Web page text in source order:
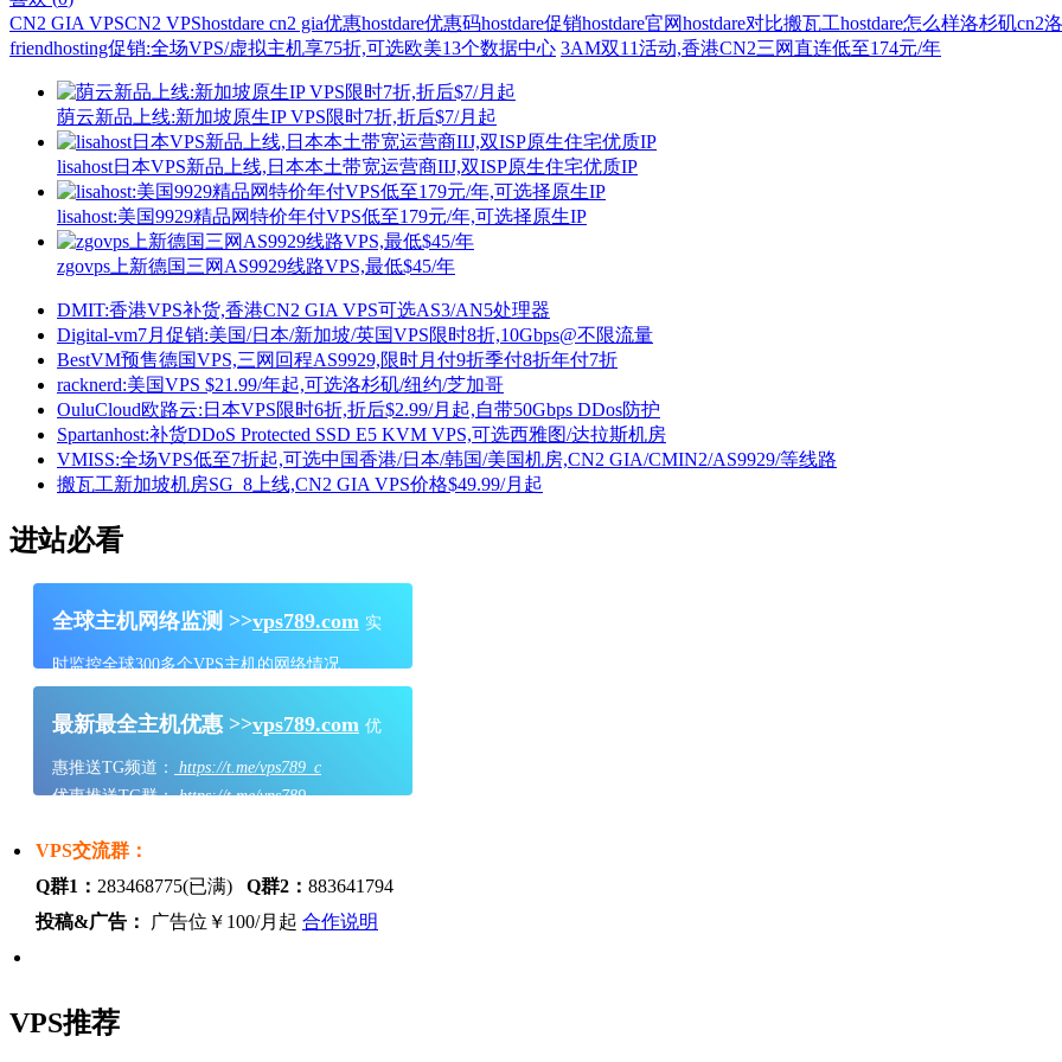
CN2 GIA VPSCN2 VPShostdare cn2 gia优惠hostdare优惠码hostdare促销hostdare官网hostdare对比搬瓦工hostdare怎么样洛杉矶cn2
friendhosting促销:全场VPS/虚拟主机享75折,可选欧美13个数据中心 3AM双11活动,香港CN2三网直连低至174元/年
荫云新品上线:新加坡原生IP VPS限时7折,折后$7/月起
lisahost日本VPS新品上线,日本本土带宽运营商IIJ,双ISP原生住宅优质IP
lisahost:美国9929精品网特价年付VPS低至179元/年,可选择原生IP
zgovps上新德国三网AS9929线路VPS,最低$45/年
DMIT:香港VPS补货,香港CN2 GIA VPS可选AS3/AN5处理器
Digital-vm7月促销:美国/日本/新加坡/英国VPS限时8折,10Gbps@不限流量
BestVM预售德国VPS,三网回程AS9929,限时月付9折季付8折年付7折
racknerd:美国VPS $21.99/年起,可选洛杉矶/纽约/芝加哥
OuluCloud欧路云:日本VPS限时6折,折后$2.99/月起,自带50Gbps DDos防护
Spartanhost:补货DDoS Protected SSD E5 KVM VPS,可选西雅图/达拉斯机房
VMISS:全场VPS低至7折起,可选中国香港/日本/韩国/美国机房,CN2 GIA/CMIN2/AS9929/等线路
搬瓦工新加坡机房SG_8上线,CN2 GIA VPS价格$49.99/月起
进站必看
全球主机网络监测 >>vps789.com 实
时监控全球300多个VPS主机的网络情况
最新最全主机优惠 >>vps789.com 优
惠推送TG频道：
https://t.me/vps789_c
优惠推送TG群：https://t.me/vps789
VPS交流群：
Q群1： 283468775(已满) Q群2： 883641794
投稿&广告：
广告位￥100/月起 合作说明
VPS推荐